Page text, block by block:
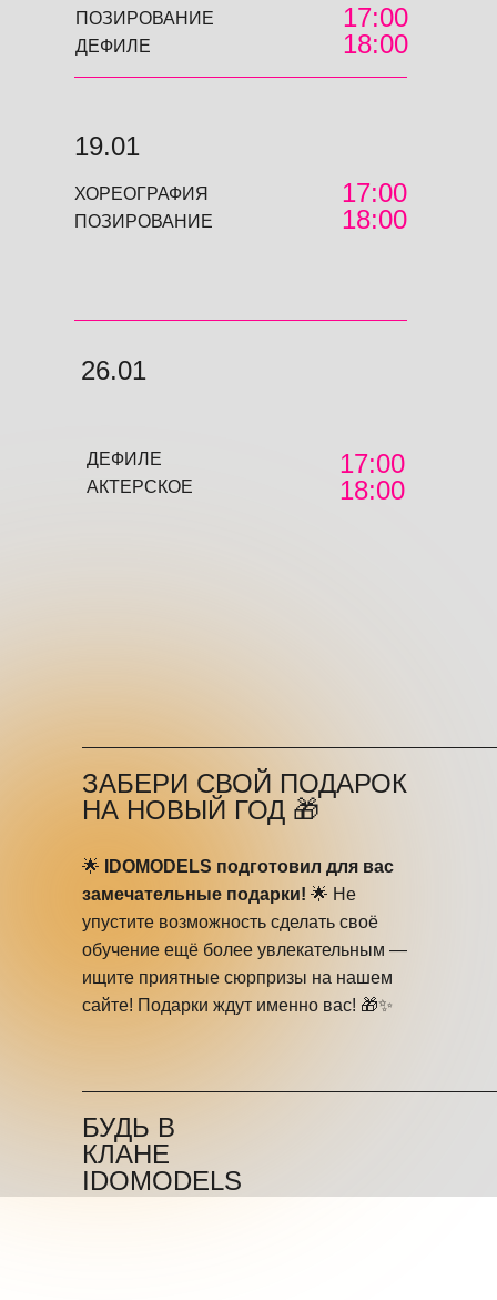
17:00
18:00
ПОЗИРОВАНИЕ
ДЕФИЛЕ
26.01
17:00
18:00
ДЕФИЛЕ
АКТЕРСКОЕ
19.01
17:00
18:00
ХОРЕОГРАФИЯ
ПОЗИРОВАНИЕ
🌟
IDOMODELS подготовил для вас
замечательные подарки! 🌟 Не
упустите возможность сделать своё
обучение ещё более увлекательным —
ищите приятные сюрпризы на нашем
сайте! Подарки ждут именно вас! 🎁✨
ЗАБЕРИ СВОЙ ПОДАРОК
НА НОВЫЙ ГОД 🎁
БУДЬ В
КЛАНЕ
IDOMODELS